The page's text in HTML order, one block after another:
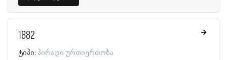
1882
ტიპი: პირადი ურთიერთობა